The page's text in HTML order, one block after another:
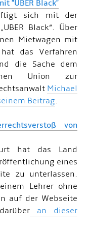
"UBER Black"
sich mit der
Black“. Über
Mietwagen mit
das Verfahren
die Sache dem
Union zur
Michael
Beitrag.
von
hat das Land
eines
zu unterlassen.
Lehrer ohne
auf der Webseite
an dieser